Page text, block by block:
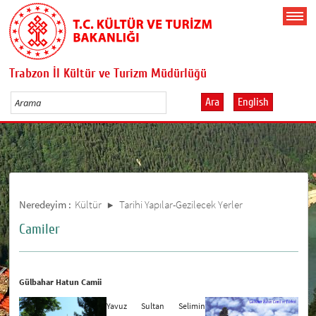
Trabzon İl Kültür ve Turizm Müdürlüğü
Ara English
Neredeyim : Kültür Tarihi Yapılar-Gezilecek Yerler
Camiler
Gülbahar Hatun Camii
Yavuz Sultan Selimin